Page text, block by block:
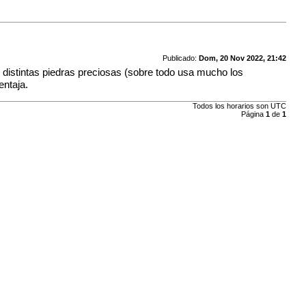
Publicado: Dom, 20 Nov 2022, 21:42
piedras preciosas (sobre todo usa mucho los
Todos los horarios son UTC
Página 1de 1